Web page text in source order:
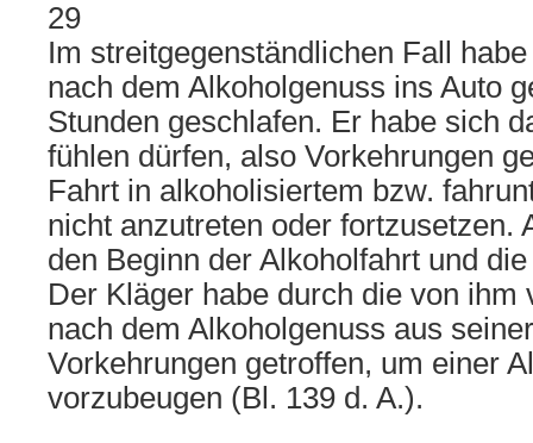
29
Im streitgegenständlichen Fall
nach dem Alkoholgenuss ins Auto
Stunden geschlafen. Er habe sich
fühlen dürfen, also Vorkehrungen
Fahrt in alkoholisiertem bzw.
nicht anzutreten oder fortzusetzen.
den Beginn der Alkoholfahrt und
Der Kläger habe durch die von ihm
nach dem Alkoholgenuss aus
Vorkehrungen getroffen, um einer
vorzubeugen (Bl. 139 d. A.).